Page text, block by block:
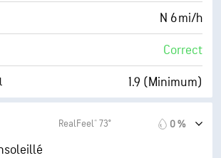
N 6 mi/h
Correct
1.9 (Minimum)
RealFeel® 73° 0 %